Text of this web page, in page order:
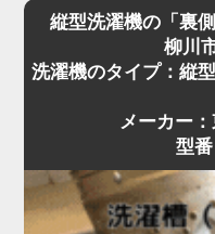
縦型洗濯機の「裏
柳川
洗濯機のタイプ：縦
メーカー：
型